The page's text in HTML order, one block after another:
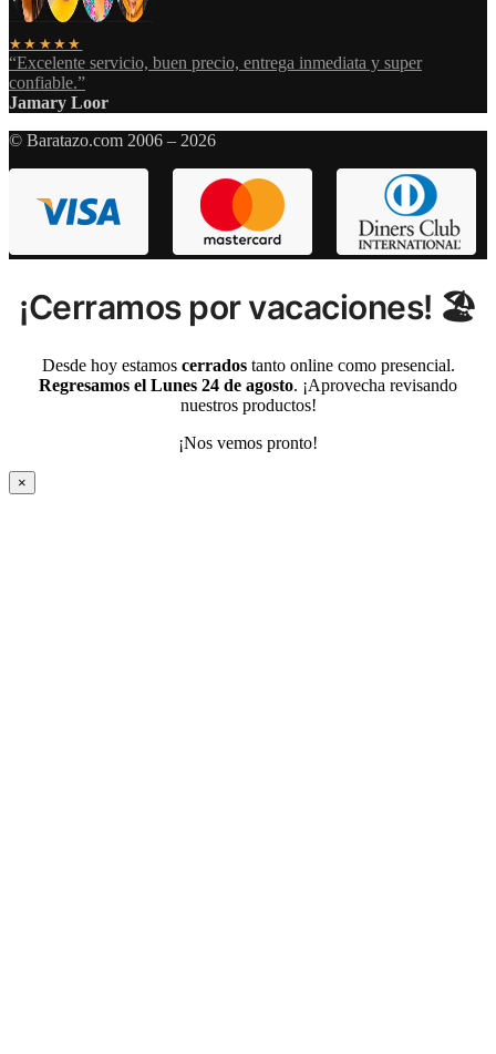
★★★★★
“Excelente servicio, buen precio, entrega inmediata y super
confiable.”
Jamary Loor
© Baratazo.com 2006 – 2026
¡Cerramos por vacaciones! 🏖️
Desde hoy estamos cerradostanto online como presencial.
Regresamos el Lunes 24 de agosto. ¡Aprovecha revisando
nuestros productos!
¡Nos vemos pronto!
×